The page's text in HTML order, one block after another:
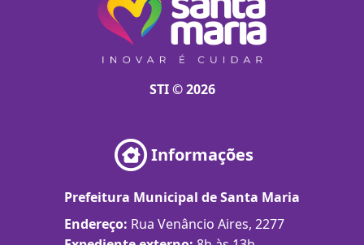
STI © 2026
Informações
Prefeitura Municipal de Santa Maria
Endereço: Rua Venâncio Aires, 2277